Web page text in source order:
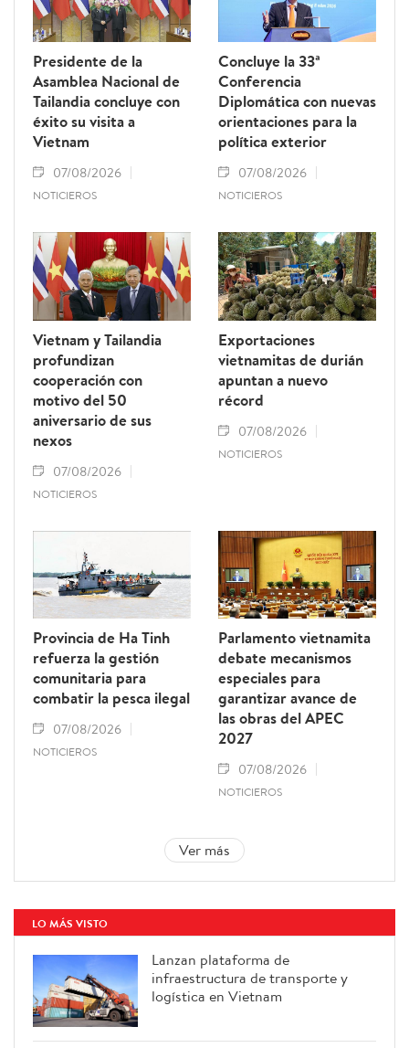
Presidente de la
Asamblea Nacional de
Tailandia concluye con
éxito su visita a
Vietnam
07/08/2026
NOTICIEROS
Concluye la 33ª
Conferencia
Diplomática con nuevas
orientaciones para la
política exterior
07/08/2026
NOTICIEROS
Vietnam y Tailandia
profundizan
cooperación con
motivo del 50
aniversario de sus
nexos
07/08/2026
NOTICIEROS
Exportaciones
vietnamitas de durián
apuntan a nuevo
récord
07/08/2026
NOTICIEROS
Provincia de Ha Tinh
refuerza la gestión
comunitaria para
combatir la pesca ilegal
07/08/2026
NOTICIEROS
Parlamento vietnamita
debate mecanismos
especiales para
garantizar avance de
las obras del APEC
2027
07/08/2026
NOTICIEROS
Ver más
LO MÁS VISTO
Lanzan plataforma de
infraestructura de transporte y
logística en Vietnam